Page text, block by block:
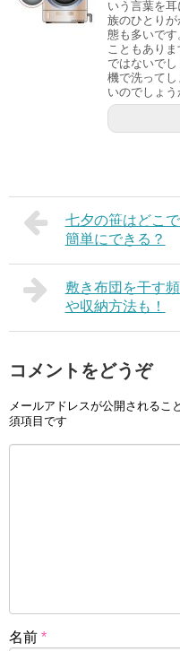
いう言葉を
族のひとり
態も多いで
こともあり
ではないで
機で洗って
いのでしょう
七夕の笹はどこ
簡単にできる？
敷き布団を干す
や収納方法も！
コメントをどうぞ
メールアドレスが公開されるこ
須項目です
名前 *